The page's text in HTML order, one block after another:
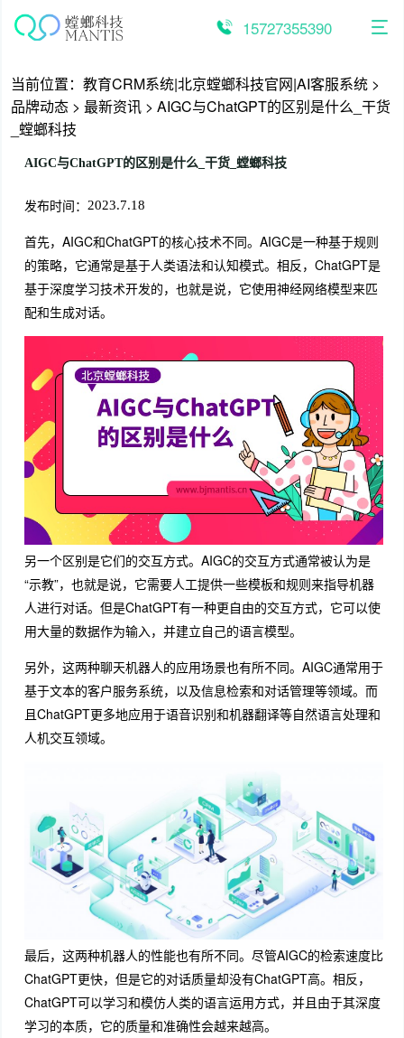
15727355390
当前位置： 教育CRM系统|北京螳螂科技官网|AI客服系统 >
品牌动态 > 最新资讯 > AIGC与ChatGPT的区别是什么_干货
_螳螂科技
AIGC与ChatGPT的区别是什么_干货_螳螂科技
发布时间： 2023.7.18
首先，AIGC和ChatGPT的核心技术不同。AIGC是一种基于规则
的策略，它通常是基于人类语法和认知模式。相反，ChatGPT是
基于深度学习技术开发的，也就是说，它使用神经网络模型来匹
配和生成对话。
另一个区别是它们的交互方式。AIGC的交互方式通常被认为是
“示教”，也就是说，它需要人工提供一些模板和规则来指导机器
人进行对话。但是ChatGPT有一种更自由的交互方式，它可以使
用大量的数据作为输入，并建立自己的语言模型。
另外，这两种聊天机器人的应用场景也有所不同。AIGC通常用于
基于文本的客户服务系统，以及信息检索和对话管理等领域。而
且ChatGPT更多地应用于语音识别和机器翻译等自然语言处理和
人机交互领域。
最后，这两种机器人的性能也有所不同。尽管AIGC的检索速度比
ChatGPT更快，但是它的对话质量却没有ChatGPT高。相反，
ChatGPT可以学习和模仿人类的语言运用方式，并且由于其深度
学习的本质，它的质量和准确性会越来越高。